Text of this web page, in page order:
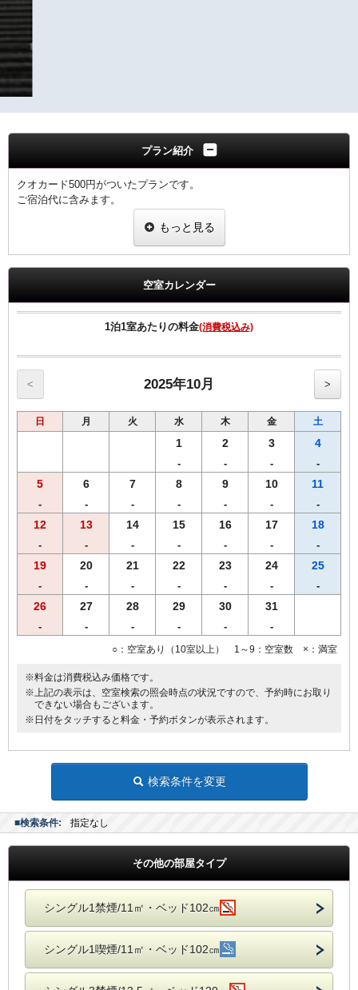
プラン紹介
クオカード500円がついたプランです。
ご宿泊代に含みます。
コンビニエンスストアー・レストラン・ドラッグストアー他、
領収書は、宿泊代として一括表記されます。
完備。
・ご宿泊者様専用の大浴場をご利用いただけます。
もっと見る
空室カレンダー
1泊1室あたりの料金(消費税込み)
< 2025年10月 >
日 月 火 水 木 金 土
1
-
2
-
3
-
4
-
5
-
6
-
7
-
8
-
9
-
10
-
11
-
12
-
13
-
14
-
15
-
16
-
17
-
18
-
19
-
20
-
21
-
22
-
23
-
24
-
25
-
26
-
27
-
28
-
29
-
30
-
31
-
○：空室あり（10室以上） 1～9：空室数 ×：満室
※料金は消費税込み価格です。
※上記の表示は、空室検索の照会時点の状況ですので、予約時にお取り
できない場合もございます。
※日付をタッチすると料金・予約ボタンが表示されます。
検索条件を変更
■検索条件: 指定なし
その他の部屋タイプ
シングル1禁煙/11㎡・ベッド102㎝
シングル1喫煙/11㎡・ベッド102㎝